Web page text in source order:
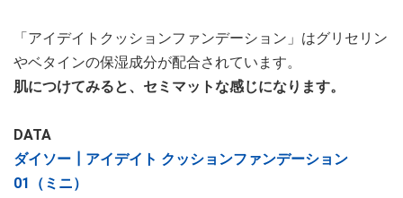
「アイデイトクッションファンデーション」はグリセリン
やベタインの保湿成分が配合されています。
肌につけてみると、セミマットな感じになります。
DATA
ダイソー┃アイデイト クッションファンデーション
01（ミニ）